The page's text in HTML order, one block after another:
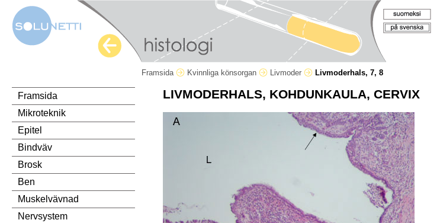
Framsida Kvinnliga könsorgan Livmoder Livmoderhals, 7, 8
Framsida
Mikroteknik
Epitel
Bindväv
Brosk
Ben
Muskelvävnad
Nervsystem
LIVMODERHALS, KOHDUNKAULA, CERVIX